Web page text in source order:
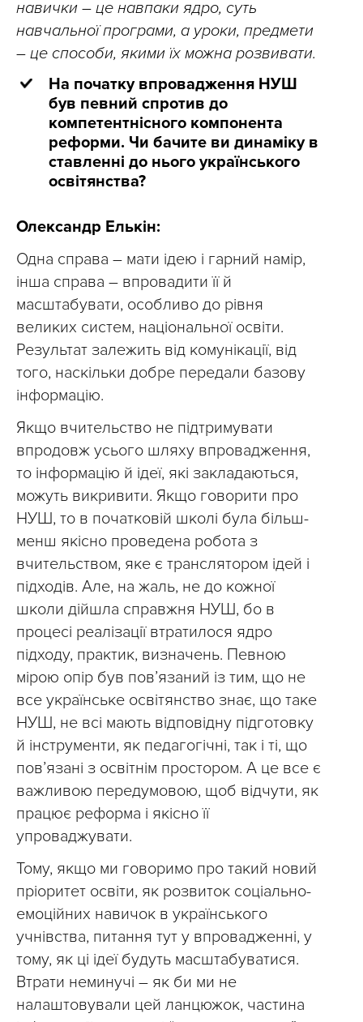
навички – це навпаки ядро, суть
навчальної програми, а уроки, предмети
– це способи, якими їх можна розвивати.
На початку впровадження НУШ
був певний спротив до
компетентнісного компонента
реформи. Чи бачите ви динаміку в
ставленні до нього українського
освітянства?
Олександр Елькін:
Одна справа – мати ідею і гарний намір,
інша справа – впровадити її й
масштабувати, особливо до рівня
великих систем, національної освіти.
Результат залежить від комунікації, від
того, наскільки добре передали базову
інформацію.
Якщо вчительство не підтримувати
впродовж усього шляху впровадження,
то інформацію й ідеї, які закладаються,
можуть викривити. Якщо говорити про
НУШ, то в початковій школі була більш-
менш якісно проведена робота з
вчительством, яке є транслятором ідей і
підходів. Але, на жаль, не до кожної
школи дійшла справжня НУШ, бо в
процесі реалізації втратилося ядро
підходу, практик, визначень. Певною
мірою опір був пов’язаний із тим, що не
все українське освітянство знає, що таке
НУШ, не всі мають відповідну підготовку
й інструменти, як педагогічні, так і ті, що
пов’язані з освітнім простором. А це все є
важливою передумовою, щоб відчути, як
працює реформа і якісно її
упроваджувати.
Тому, якщо ми говоримо про такий новий
пріоритет освіти, як розвиток соціально-
емоційних навичок в українського
учнівства, питання тут у впровадженні, у
тому, як ці ідеї будуть масштабуватися.
Втрати неминучі – як би ми не
налаштовували цей ланцюжок, частина